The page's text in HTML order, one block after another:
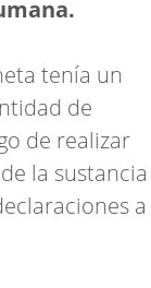
tenía un
de
de realizar
la sustancia
a